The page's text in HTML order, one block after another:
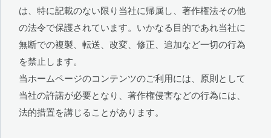
は、特に記載のない限り当社に帰属し、著作権法その他
の法令で保護されています。いかなる目的であれ当社に
無断での複製、転送、改変、修正、追加など一切の行為
を禁止します。
当ホームページのコンテンツのご利用には、原則として
当社の許諾が必要となり、著作権侵害などの行為には、
法的措置を講じることがあります。